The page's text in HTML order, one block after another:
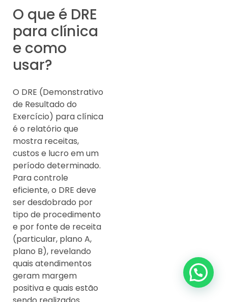
O que é DRE
para clínica
e como
usar?
O DRE (Demonstrativo
de Resultado do
Exercício) para clínica
é o relatório que
mostra receitas,
custos e lucro em um
período determinado.
Para controle
eficiente, o DRE deve
ser desdobrado por
tipo de procedimento
e por fonte de receita
(particular, plano A,
plano B), revelando
quais atendimentos
geram margem
positiva e quais estão